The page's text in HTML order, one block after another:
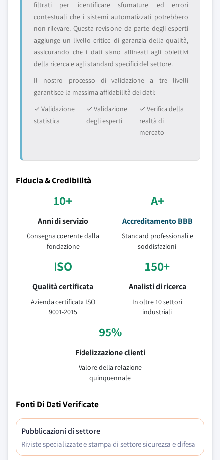
filtrati per identificare sfumature ed errori
contestuali che i sistemi automatizzati potrebbero
non rilevare. Questa revisione da parte degli esperti
aggiunge un livello critico di garanzia della qualità,
assicurando che i dati siano allineati agli obiettivi
della ricerca e agli standard specifici del settore.
Il nostro processo di validazione a tre livelli
garantisce la massima affidabilità dei dati:
✓ Validazione
statistica
✓ Validazione
degli esperti
✓ Verifica della
realtà di
mercato
Fiducia & Credibilità
10+
Anni di servizio
Consegna coerente dalla
fondazione
A+
Accreditamento BBB
Standard professionali e
soddisfazioni
ISO
Qualità certificata
Azienda certificata ISO
9001-2015
150+
Analisti di ricerca
In oltre 10 settori
industriali
95%
Fidelizzazione clienti
Valore della relazione
quinquennale
Fonti Di Dati Verificate
Pubblicazioni di settore
Riviste specializzate e stampa di settore sicurezza e difesa